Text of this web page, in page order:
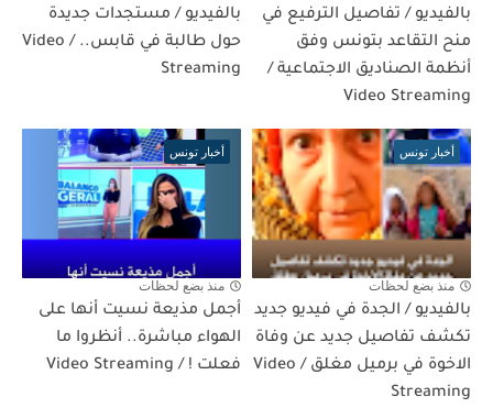
بالفيديو / تفاصيل الترفيع في
منح التقاعد بتونس وفق
أنظمة الصناديق الاجتماعية /
Video Streaming
بالفيديو / مستجدات جديدة
حول طالبة في قابس.. / Video
Streaming
أخبار تونس
منذ بضع لحظات
بالفيديو / الجدة في فيديو جديد
تكشف تفاصيل جديد عن وفاة
الاخوة في برميل مغلق / Video
Streaming
أخبار تونس
منذ بضع لحظات
أجمل مذيعة نسيت أنها على
الهواء مباشرة.. أنظروا ما
فعلت ! / Video Streaming